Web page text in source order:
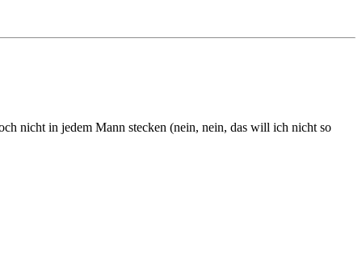
nicht in jedem Mann stecken (nein, nein, das will ich nicht so